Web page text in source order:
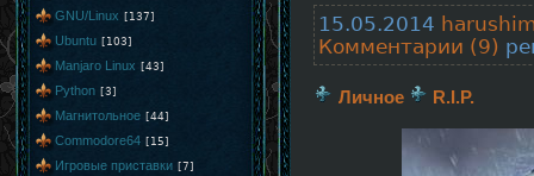
GNU/Linux [137]
Ubuntu [103]
Manjaro Linux [43]
Python [3]
Магнитольное [44]
Commodore64 [15]
Игровые приставки [7]
15.05.2014
Комментарии (9)
Личное R.I.P.